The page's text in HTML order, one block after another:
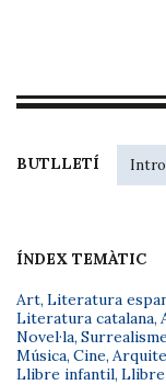
BUTLLETÍ
ÍNDEX TEMÀTIC
Art, Literatura
Literatura catalana,
Novel·la,
Música, Cine,
Llibre infantil,